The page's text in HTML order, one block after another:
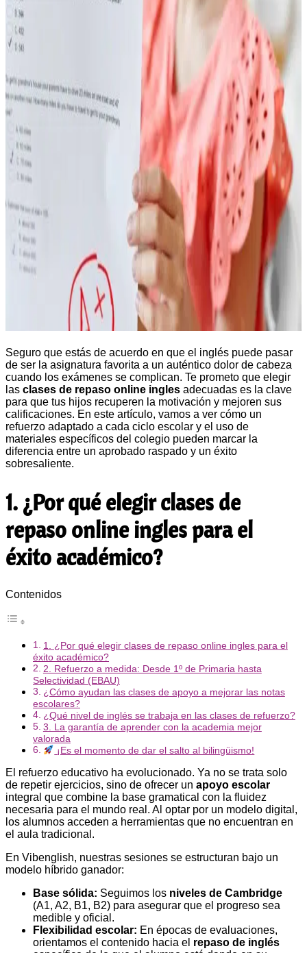
Seguro que estás de acuerdo en que el inglés puede pasar
de ser la asignatura favorita a un auténtico dolor de cabeza
cuando los exámenes se complican. Te prometo que elegir
las clases de repaso online ingles adecuadas es la clave
para que tus hijos recuperen la motivación y mejoren sus
calificaciones. En este artículo, vamos a ver cómo un
refuerzo adaptado a cada ciclo escolar y el uso de
materiales específicos del colegio pueden marcar la
diferencia entre un aprobado raspado y un éxito
sobresaliente.
1. ¿Por qué elegir clases de
repaso online ingles para el
éxito académico?
Contenidos
1. ¿Por qué elegir clases de repaso online ingles para el
éxito académico?
2. Refuerzo a medida: Desde 1º de Primaria hasta
Selectividad (EBAU)
¿Cómo ayudan las clases de apoyo a mejorar las notas
escolares?
¿Qué nivel de inglés se trabaja en las clases de refuerzo?
3. La garantía de aprender con la academia mejor
valorada
¡Es el momento de dar el salto al bilingüismo!
El refuerzo educativo ha evolucionado. Ya no se trata solo
de repetir ejercicios, sino de ofrecer un apoyo escolar
integral que combine la base gramatical con la fluidez
necesaria para el mundo real. Al optar por un modelo digital,
los alumnos acceden a herramientas que no encuentran en
el aula tradicional.
En Vibenglish, nuestras sesiones se estructuran bajo un
modelo híbrido ganador:
Base sólida: Seguimos los niveles de Cambridge
(A1, A2, B1, B2) para asegurar que el progreso sea
medible y oficial.
Flexibilidad escolar: En épocas de evaluaciones,
orientamos el contenido hacia el repaso de inglés